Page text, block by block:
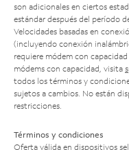
son adicionales en ciertos
estándar después del período
Velocidades basadas en
(incluyendo conexión
requiere módem con
módems con capacidad, visita
todos los términos y
sujetos a cambios. No están
restricciones.
Términos y condiciones
Oferta válida en dispositivos